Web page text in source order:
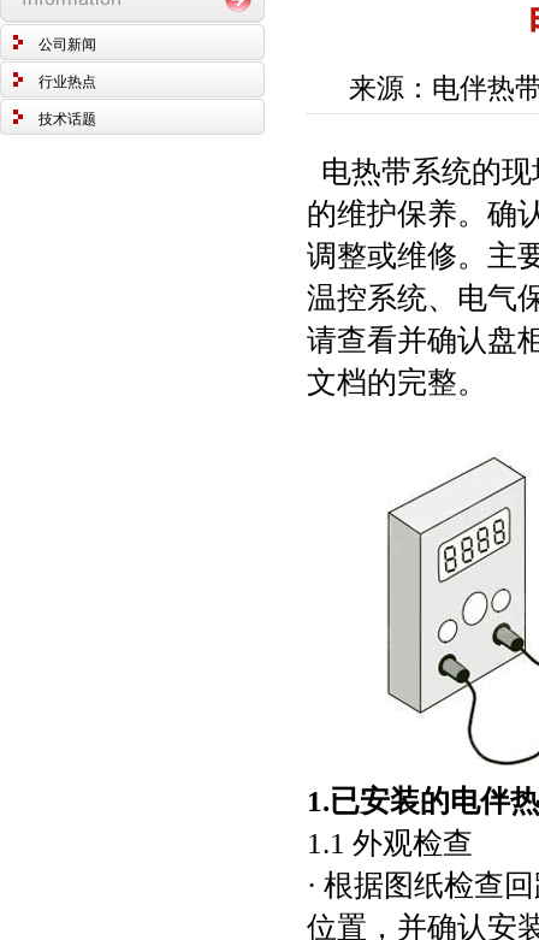
公司新闻
行业热点
技术话题
来源：电伴
电热带系统的
的维护保养。确
调整或维修。主
温控系统、电气
请查看并确认盘
文档的完整。
1.已安装的电伴
1.1 外观检查
· 根据图纸检查
位置，并确认安